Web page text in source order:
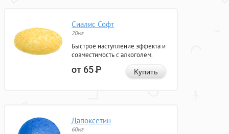
Сиалис Софт
20мг
Быстрое наступление эффекта и
совместимость с алкоголем.
от 65Р Купить
Дапоксетин
60мг